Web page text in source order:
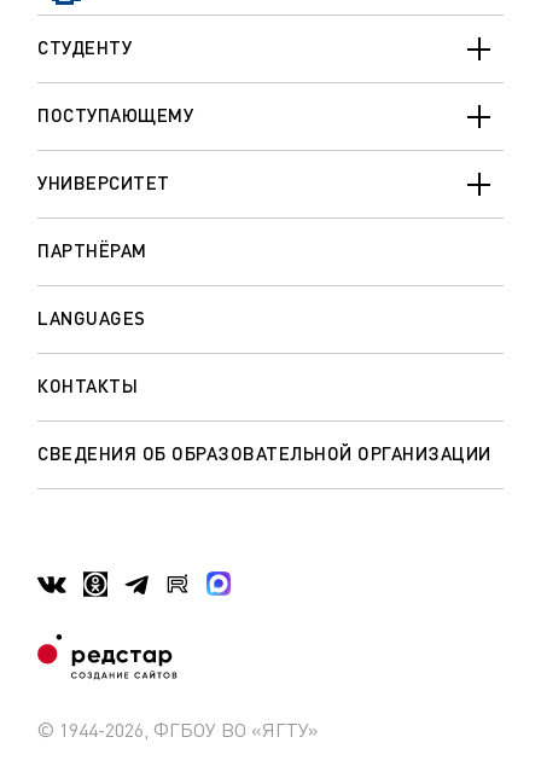
СТУДЕНТУ
ПОСТУПАЮЩЕМУ
УНИВЕРСИТЕТ
ПАРТНЁРАМ
LANGUAGES
КОНТАКТЫ
СВЕДЕНИЯ ОБ ОБРАЗОВАТЕЛЬНОЙ ОРГАНИЗАЦИИ
© 1944-2026, ФГБОУ ВО «ЯГТУ»